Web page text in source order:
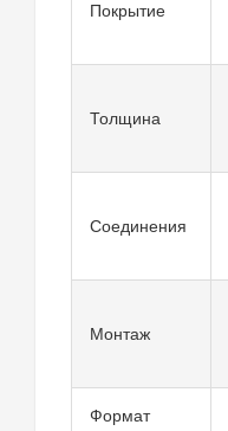
Покрытие
Толщина
Соединения
Монтаж
Формат